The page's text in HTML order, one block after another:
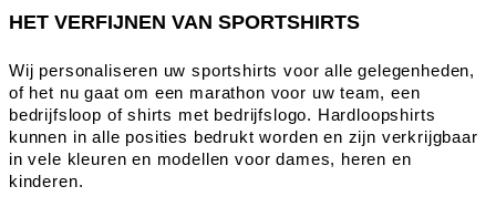
HET VERFIJNEN VAN SPORTSHIRTS
Wij personaliseren uw sportshirts voor alle gelegenheden,
of het nu gaat om een marathon voor uw team, een
bedrijfsloop of shirts met bedrijfslogo. Hardloopshirts
kunnen in alle posities bedrukt worden en zijn verkrijgbaar
in vele kleuren en modellen voor dames, heren en
kinderen.